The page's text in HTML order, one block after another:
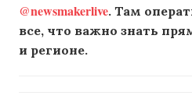
@newsmakerlive. Там
все, что важно знать
и регионе.